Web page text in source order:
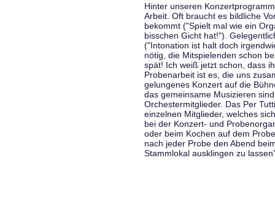
Hinter unseren
Arbeit. Oft braucht es bildliche
bekommt ("Spielt mal wie ein
bisschen Gicht hat!").
("Intonation ist halt doch
nötig, die Mitspielenden schon
spät! Ich weiß jetzt schon, dass
Probenarbeit ist es, die uns
gelungenes Konzert auf die
das gemeinsame Musizieren
Orchestermitglieder. Das Per
einzelnen Mitglieder, welches
bei der Konzert- und
oder beim Kochen auf dem
nach jeder Probe den Abend
Stammlokal ausklingen zu